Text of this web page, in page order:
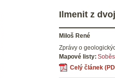
Ilmenit z
Miloš René
Zprávy o
Mapové listy:
Celý článek